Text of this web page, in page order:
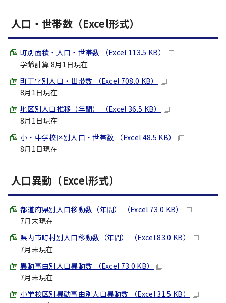
人口・世帯数（Excel形式）
町別面積・人口・世帯数 （Excel 113.5 KB）
学齢計算 8月1日現在
町丁字別人口・世帯数 （Excel 708.0 KB）
8月1日現在
地区別人口推移（年間） （Excel 36.5 KB）
8月1日現在
小・中学校区別人口・世帯数 （Excel 48.5 KB）
8月1日現在
人口異動（Excel形式）
都道府県別人口移動数（年間） （Excel 73.0 KB）
7月末現在
県内市町村別人口移動数（年間） （Excel 83.0 KB）
7月末現在
異動事由別人口異動数 （Excel 73.0 KB）
7月末現在
小学校区別異動事由別人口異動数 （Excel 31.5 KB）